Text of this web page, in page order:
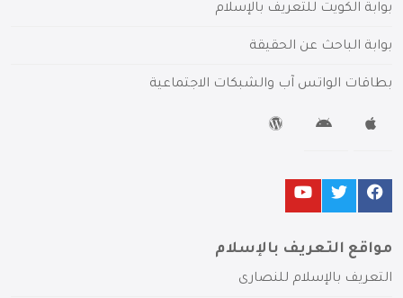
بوابة الكويت للتعريف بالإسلام
بوابة الباحث عن الحقيقة
بطاقات الواتس آب والشبكات الاجتماعية
مواقع التعريف بالإسلام
التعريف بالإسلام للنصارى